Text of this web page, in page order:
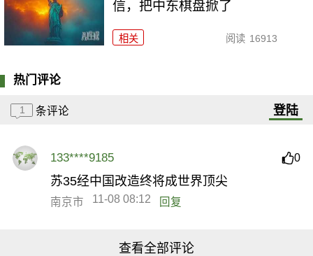
信，把中东棋盘掀了
相关 阅读 16913
热门评论
1 条评论 登陆
133****9185 0
苏35经中国改造终将成世界顶尖
南京市 11-08 08:12 回复
查看全部评论